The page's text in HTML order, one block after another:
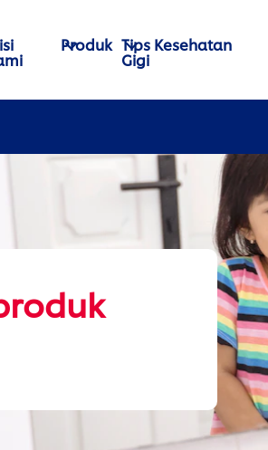
Produk Tips Kesehatan
Gigi